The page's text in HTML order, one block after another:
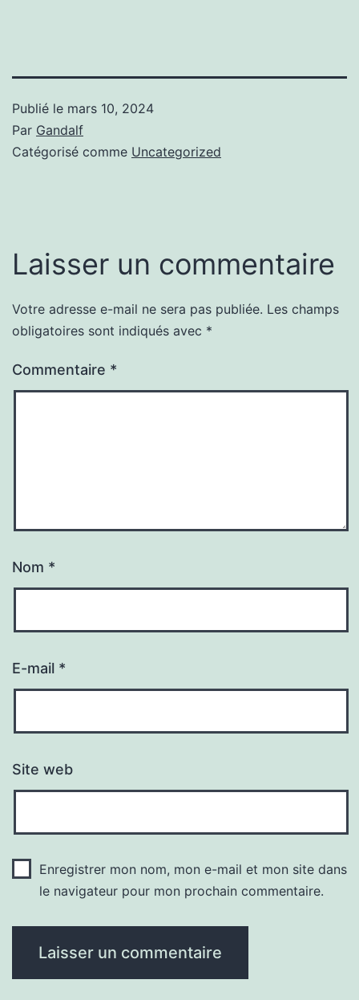
Publié le mars 10, 2024
Par Gandalf
Catégorisé comme Uncategorized
Laisser un commentaire
Votre adresse e-mail ne sera pas publiée. Les champs
obligatoires sont indiqués avec *
Commentaire *
Nom *
E-mail *
Site web
Enregistrer mon nom, mon e-mail et mon site dans
le navigateur pour mon prochain commentaire.